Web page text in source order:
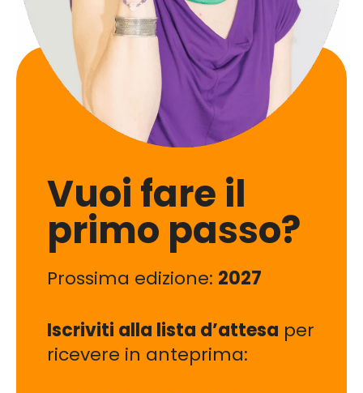
Vuoi fare il
primo passo?
Prossima edizione: 2027
Iscriviti alla lista d’attesa per
ricevere in anteprima: